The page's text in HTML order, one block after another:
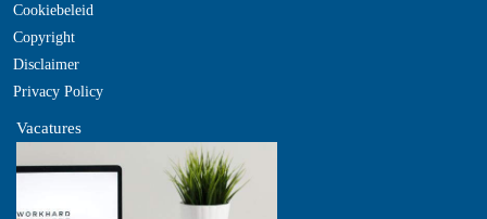
Cookiebeleid
Copyright
Disclaimer
Privacy Policy
Vacatures